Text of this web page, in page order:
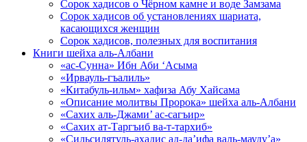
Сорок хадисов о Чёрном камне и воде Замзама
Сорок хадисов об установлениях шариата,
касающихся женщин
Сорок хадисов, полезных для воспитания
Книги шейха аль-Албани
«ас-Сунна» Ибн Аби ‘Асыма
«Ирвауль-гъалиль»
«Китабуль-ильм» хафиза Абу Хайсама
«Описание молитвы Пророка» шейха аль-Албани
«Сахих аль-Джами’ ас-сагъир»
«Сахих ат-Таргъиб ва-т-тархиб»
«Сильсилятуль-ахадис ад-да’ифа валь-мауду’а»